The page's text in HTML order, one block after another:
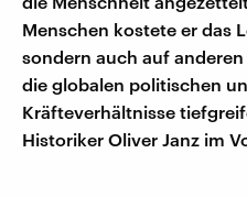
Menschen kostete er das
sondern auch auf
die globalen politischen
Kräfteverhältnisse
Historiker Oliver Janz im